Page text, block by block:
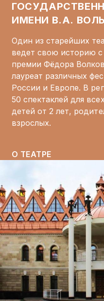
ИМЕНИ В.А.
Один из старейших
ведет свою историю с
премии Фёдора
лауреат различных
России и Европе. В
50 спектаклей для
детей от 2 лет,
взрослых.
О ТЕАТРЕ